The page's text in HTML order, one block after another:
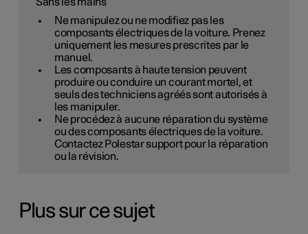
Ne manipulez ou ne modifiez pas les
composants électriques de la voiture. Prenez
uniquement les mesures prescrites par le
manuel.
Les composants à haute tension peuvent
produire ou conduire un courant mortel, et
seuls des techniciens agréés sont autorisés à
les manipuler.
Ne procédez à aucune réparation du système
ou des composants électriques de la voiture.
Contactez Polestar support pour la réparation
ou la révision.
Plus sur ce sujet